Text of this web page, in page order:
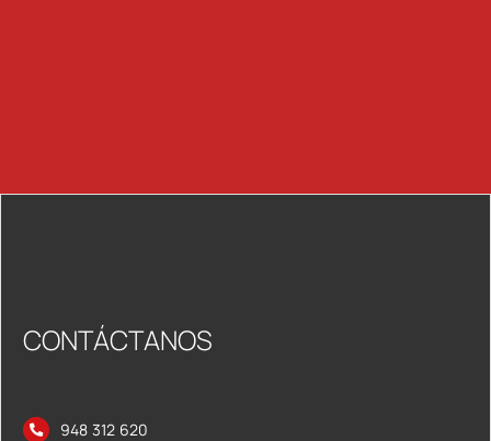
CONTÁCTANOS
948 312 620